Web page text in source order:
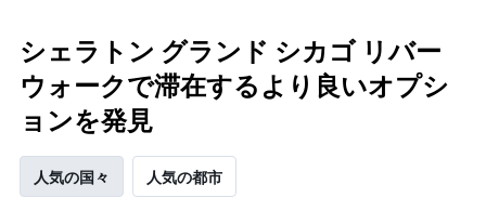
シェラトン グランド シカゴ リバー
ウォークで滞在するより良いオプシ
ョンを発見
人気の国々 人気の都市